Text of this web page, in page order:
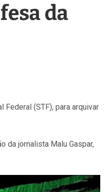
da
(STF), para arquivar
da jornalista Malu Gaspar,